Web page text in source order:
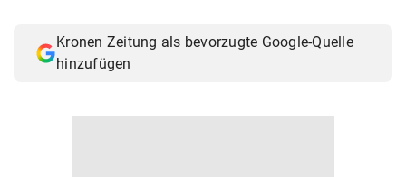
Muthgasse 2, 1190 Wien
Kronen Zeitung als bevorzugte Google-Quelle
hinzufügen